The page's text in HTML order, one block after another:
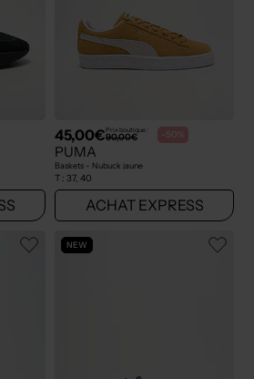
45,00€Prix boutique :
90,00€ -50%
PUMA
Baskets - Nubuck jaune
T : 37, 40
ACHAT EXPRESS
NEW